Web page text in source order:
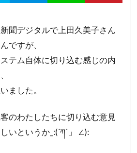
聞デジタルで上田久美子さん
ですが、
テム自体に切り込む感じの内
ました。
のわたしたちに切り込む意見
いというか_:(´ཀ`」 ∠):